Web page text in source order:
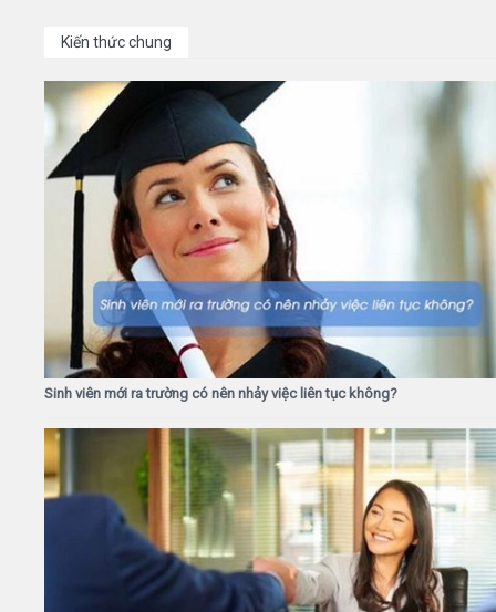
Kiến thức chung
Sinh viên mới ra trường có nên nhảy việc liên tục không?